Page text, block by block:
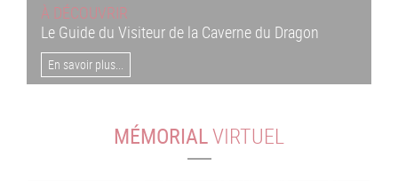
À DÉCOUVRIR
Le Guide du Visiteur de la Caverne du Dragon
En savoir plus...
MÉMORIALVIRTUEL